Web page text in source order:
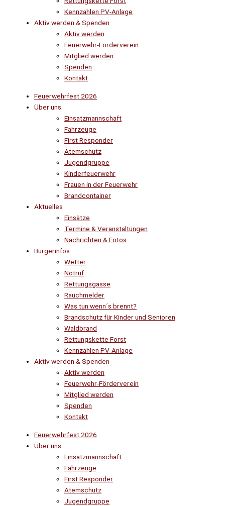
Kennzahlen PV-Anlage
Aktiv werden & Spenden
Aktiv werden
Feuerwehr-Förderverein
Mitglied werden
Spenden
Kontakt
Feuerwehrfest 2026
Über uns
Einsatzmannschaft
Fahrzeuge
First Responder
Atemschutz
Jugendgruppe
Kinderfeuerwehr
Frauen in der Feuerwehr
Brandcontainer
Aktuelles
Einsätze
Termine & Veranstaltungen
Nachrichten & Fotos
Bürgerinfos
Wetter
Notruf
Rettungsgasse
Rauchmelder
Was tun wenn´s brennt?
Brandschutz für Kinder und Senioren
Waldbrand
Rettungskette Forst
Kennzahlen PV-Anlage
Aktiv werden & Spenden
Aktiv werden
Feuerwehr-Förderverein
Mitglied werden
Spenden
Kontakt
Feuerwehrfest 2026
Über uns
Einsatzmannschaft
Fahrzeuge
First Responder
Atemschutz
Jugendgruppe